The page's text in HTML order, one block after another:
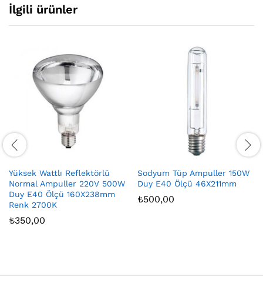
İlgili ürünler
Yüksek Wattlı Reflektörlü
Normal Ampuller 220V 500W
Duy E40 Ölçü 160X238mm
Renk 2700K
₺350,00
Sodyum Tüp Ampuller 150W
Duy E40 Ölçü 46X211mm
₺500,00